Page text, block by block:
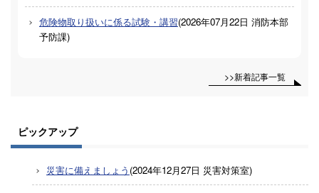
危険物取り扱いに係る試験・講習(2026年07月22日 消防本部
予防課)
>>新着記事一覧
ピックアップ
災害に備えましょう (2024年12月27日 災害対策室)